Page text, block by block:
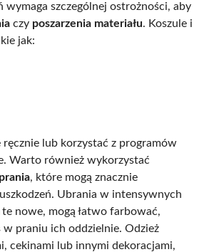
wymaga szczególnej ostrożności, aby
czy poszarzenia materiału. Koszule i
jak:
ręcznie lub korzystać z programów
Warto również wykorzystać
, które mogą znacznie
Ubrania w intensywnych
te nowe, mogą łatwo farbować,
w praniu ich oddzielnie. Odzież
cekinami lub innymi dekoracjami,